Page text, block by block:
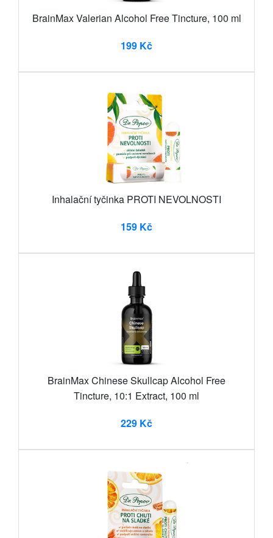
BrainMax Valerian Alcohol Free Tincture, 100 ml
199 Kč
Inhalační tyčinka PROTI NEVOLNOSTI
159 Kč
BrainMax Chinese Skullcap Alcohol Free
Tincture, 10:1 Extract, 100 ml
229 Kč